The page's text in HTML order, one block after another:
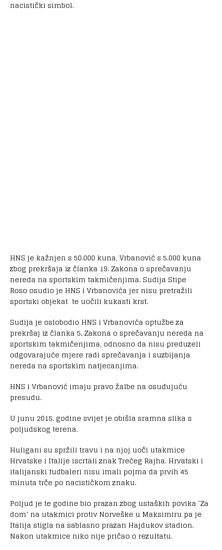
nacistički simbol.
HNS je kažnjen s 50.000 kuna, Vrbanović s 5.000 kuna
zbog prekršaja iz članka 19. Zakona o sprečavanju
nereda na sportskim takmičenjima. Sudija Stipe
Roso osudio je HNS i Vrbanovića jer nisu pretražili
sportski objekat te uočili kukasti krst.
Sudija je oslobodio HNS i Vrbanovića optužbe za
prekršaj iz članka 5. Zakona o sprečavanju nereda na
sportskim takmičenjima, odnosno da nisu preduzeli
odgovarajuće mjere radi sprečavanja i suzbijanja
nereda na sportskim natjecanjima.
HNS i Vrbanović imaju pravo žalbe na osuđujuću
presudu.
U junu 2015. godine svijet je obišla sramna slika s
poljudskog terena.
Huligani su spržili travu i na njoj uoči utakmice
Hrvatske i Italije iscrtali znak Trećeg Rajha. Hrvatski i
italijanski fudbaleri nisu imali pojma da prvih 45
minuta trče po nacističkom znaku.
Poljud je te godine bio prazan zbog ustaških povika ‘Za
dom’ na utakmici protiv Norveške u Maksimiru pa je
Italija stigla na sablasno prazan Hajdukov stadion.
Nakon utakmice niko nije pričao o rezultatu.